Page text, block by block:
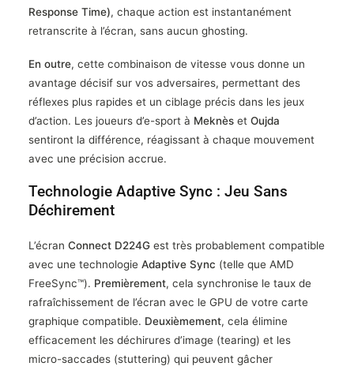
Response Time), chaque action est instantanément
retranscrite à l’écran, sans aucun ghosting.
En outre, cette combinaison de vitesse vous donne un
avantage décisif sur vos adversaires, permettant des
réflexes plus rapides et un ciblage précis dans les jeux
d’action. Les joueurs d’e-sport à Meknès et Oujda
sentiront la différence, réagissant à chaque mouvement
avec une précision accrue.
Technologie Adaptive Sync : Jeu Sans
Déchirement
L’écran Connect D224G est très probablement compatible
avec une technologie Adaptive Sync (telle que AMD
FreeSync™). Premièrement, cela synchronise le taux de
rafraîchissement de l’écran avec le GPU de votre carte
graphique compatible. Deuxièmement, cela élimine
efficacement les déchirures d’image (tearing) et les
micro-saccades (stuttering) qui peuvent gâcher